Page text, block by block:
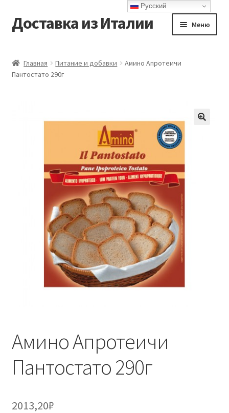
Перейти
к
Перейти
к
Доставка из Италии Меню
Доставка
Оформление заказа
Главная Питание и добавки
Амино Апротеичи
Пантостато 290г
Амино Апротеичи
Пантостато 290г
2013,20₽
Русский